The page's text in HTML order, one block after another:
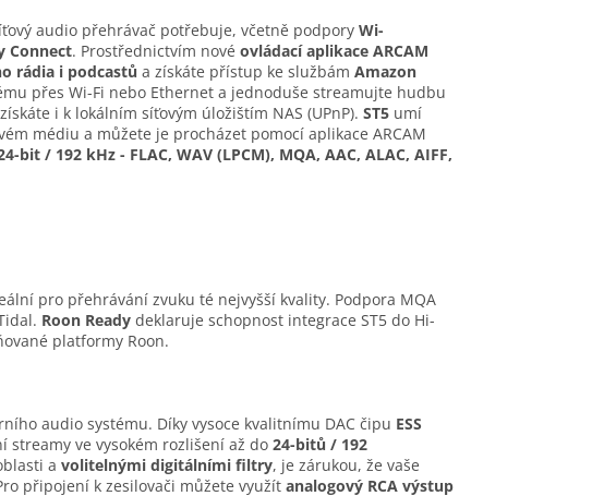
audio přehrávač potřebuje, včetně podpory Wi-
Connect. Prostřednictvím nové ovládací aplikace ARCAM
rádia i podcastů a získáte přístup ke službám Amazon
přes Wi-Fi nebo Ethernet a jednoduše streamujte hudbu
i k lokálním síťovým úložištím NAS (UPnP). ST5 umí
médiu a můžete je procházet pomocí aplikace ARCAM
bit / 192 kHz - FLAC, WAV (LPCM), MQA, AAC, ALAC, AIFF,
pro přehrávání zvuku té nejvyšší kvality. Podpora MQA
Roon Ready deklaruje schopnost integrace ST5 do Hi-
platformy Roon.
audio systému. Díky vysoce kvalitnímu DAC čipu ESS
ve vysokém rozlišení až do 24-bitů / 192
a volitelnými digitálními filtry, je zárukou, že vaše
připojení k zesilovači můžete využít analogový RCA výstup